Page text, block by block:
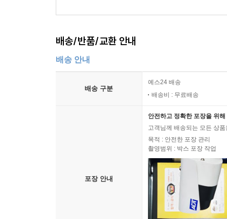
배송/반품/교환 안내
배송 안내
배송 구분
예스24 배송
배송비 : 무료배송
포장 안내
안전하고 정확한 포장을 위
고객님께 배송되는 모든 상
목적 : 안전한 포장 관리
촬영범위 : 박스 포장 작업